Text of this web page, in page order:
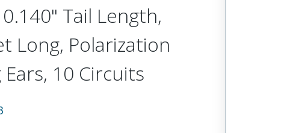
Tail Length,
Long, Polarization
10 Circuits